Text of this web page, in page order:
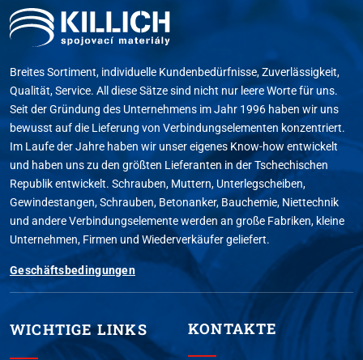
Breites Sortiment, individuelle Kundenbedürfnisse, Zuverlässigkeit,
Qualität, Service. All diese Sätze sind nicht nur leere Worte für uns.
Seit der Gründung des Unternehmens im Jahr 1996 haben wir uns
bewusst auf die Lieferung von Verbindungselementen konzentriert.
Im Laufe der Jahre haben wir unser eigenes Know-how entwickelt
und haben uns zu den größten Lieferanten in der Tschechischen
Republik entwickelt. Schrauben, Muttern, Unterlegscheiben,
Gewindestangen, Schrauben, Betonanker, Bauchemie, Niettechnik
und andere Verbindungselemente werden an große Fabriken, kleine
Unternehmen, Firmen und Wiederverkäufer geliefert.
Geschäftsbedingungen
WICHTIGE LINKS KONTAKTE